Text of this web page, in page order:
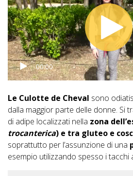
00:00
Le Culotte de Cheval sono
dalla maggior parte delle donne. Si
di adipe localizzati nella zona
trocanterica) e tra gluteo e
soprattutto per l’assunzione di una
esempio utilizzando spesso i tacchi